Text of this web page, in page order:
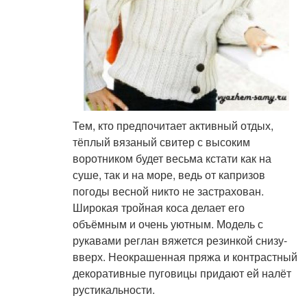
Тем, кто предпочитает активный отдых,
тёплый вязаный свитер с высоким
воротником будет весьма кстати как на
суше, так и на море, ведь от капризов
погоды весной никто не застрахован.
Широкая тройная коса делает его
объёмным и очень уютным. Модель с
рукавами реглан вяжется резинкой снизу-
вверх. Неокрашенная пряжа и контрастный
декоративные пуговицы придают ей налёт
рустикальности.